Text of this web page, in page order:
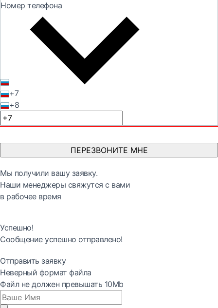
Номер телефона
+7
+8
ПЕРЕЗВОНИТЕ МНЕ
Мы получили вашу заявку.
Наши менеджеры свяжутся с вами
в рабочее время
Успешно!
Сообщение успешно отправлено!
Отправить заявку
Неверный формат файла
Файл не должен превышать 10Mb